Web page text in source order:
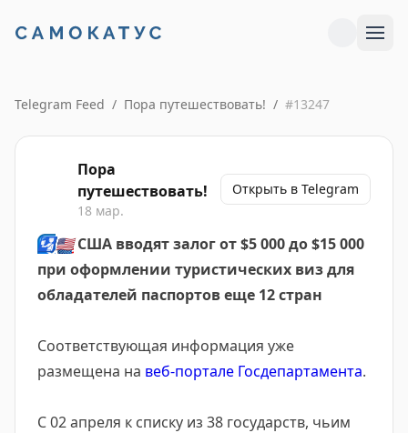
Telegram Feed / Пора путешествовать! / #13247
Пора
путешествовать!
18 мар.
Открыть в Telegram
🛂🇺🇸 США вводят залог от $5 000 до $15 000
при оформлении туристических виз для
обладателей паспортов еще 12 стран
Соответствующая информация уже
размещена на веб-портале Госдепартамента.
С 02 апреля к списку из 38 государств, чьим